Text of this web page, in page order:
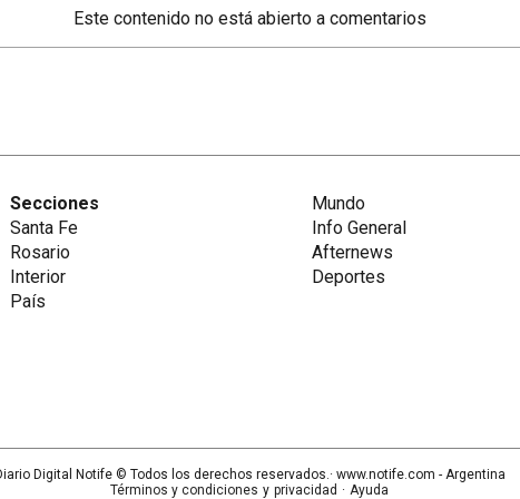
Este contenido no está abierto a comentarios
Secciones
Santa Fe
Rosario
Interior
País
Mundo
Info General
Afternews
Deportes
Digital Notife© Todos los derechos reservados.· www.notife.com - Argentina
Términos y condiciones y privacidad · Ayuda